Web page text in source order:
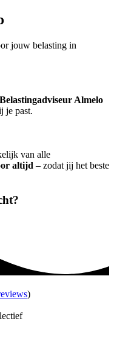
jouw belasting in
Belastingadviseur Almelo
je past.
van alle
altijd – zodat jij het beste
)